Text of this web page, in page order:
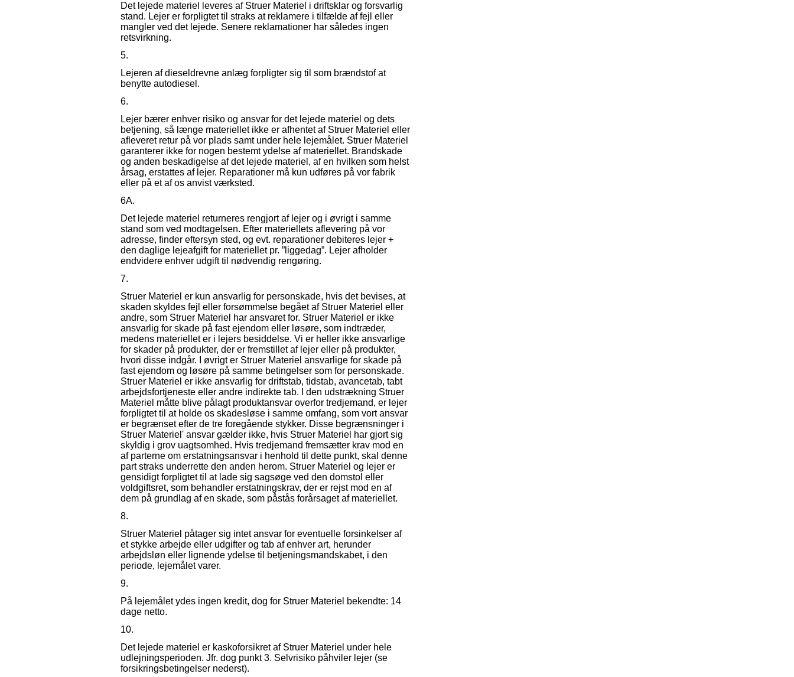
Det lejede materiel leveres af Struer Materiel i driftsklar og forsvarlig
stand. Lejer er forpligtet til straks at reklamere i tilfælde af fejl eller
mangler ved det lejede. Senere reklamationer har således ingen
retsvirkning.
5.
Lejeren af dieseldrevne anlæg forpligter sig til som brændstof at
benytte autodiesel.
6.
Lejer bærer enhver risiko og ansvar for det lejede materiel og dets
betjening, så længe materiellet ikke er afhentet af Struer Materiel eller
afleveret retur på vor plads samt under hele lejemålet. Struer Materiel
garanterer ikke for nogen bestemt ydelse af materiellet. Brandskade
og anden beskadigelse af det lejede materiel, af en hvilken som helst
årsag, erstattes af lejer. Reparationer må kun udføres på vor fabrik
eller på et af os anvist værksted.
6A.
Det lejede materiel returneres rengjort af lejer og i øvrigt i samme
stand som ved modtagelsen. Efter materiellets aflevering på vor
adresse, finder eftersyn sted, og evt. reparationer debiteres lejer +
den daglige lejeafgift for materiellet pr. ”liggedag”. Lejer afholder
endvidere enhver udgift til nødvendig rengøring.
7.
Struer Materiel er kun ansvarlig for personskade, hvis det bevises, at
skaden skyldes fejl eller forsømmelse begået af Struer Materiel eller
andre, som Struer Materiel har ansvaret for. Struer Materiel er ikke
ansvarlig for skade på fast ejendom eller løsøre, som indtræder,
medens materiellet er i lejers besiddelse. Vi er heller ikke ansvarlige
for skader på produkter, der er fremstillet af lejer eller på produkter,
hvori disse indgår. I øvrigt er Struer Materiel ansvarlige for skade på
fast ejendom og løsøre på samme betingelser som for personskade.
Struer Materiel er ikke ansvarlig for driftstab, tidstab, avancetab, tabt
arbejdsfortjeneste eller andre indirekte tab. I den udstrækning Struer
Materiel måtte blive pålagt produktansvar overfor tredjemand, er lejer
forpligtet til at holde os skadesløse i samme omfang, som vort ansvar
er begrænset efter de tre foregående stykker. Disse begrænsninger i
Struer Materiel' ansvar gælder ikke, hvis Struer Materiel har gjort sig
skyldig i grov uagtsomhed. Hvis tredjemand fremsætter krav mod en
af parterne om erstatningsansvar i henhold til dette punkt, skal denne
part straks underrette den anden herom. Struer Materiel og lejer er
gensidigt forpligtet til at lade sig sagsøge ved den domstol eller
voldgiftsret, som behandler erstatningskrav, der er rejst mod en af
dem på grundlag af en skade, som påstås forårsaget af materiellet.
8.
Struer Materiel påtager sig intet ansvar for eventuelle forsinkelser af
et stykke arbejde eller udgifter og tab af enhver art, herunder
arbejdsløn eller lignende ydelse til betjeningsmandskabet, i den
periode, lejemålet varer.
9.
På lejemålet ydes ingen kredit, dog for Struer Materiel bekendte: 14
dage netto.
10.
Det lejede materiel er kaskoforsikret af Struer Materiel under hele
udlejningsperioden. Jfr. dog punkt 3. Selvrisiko påhviler lejer (se
forsikringsbetingelser nederst).